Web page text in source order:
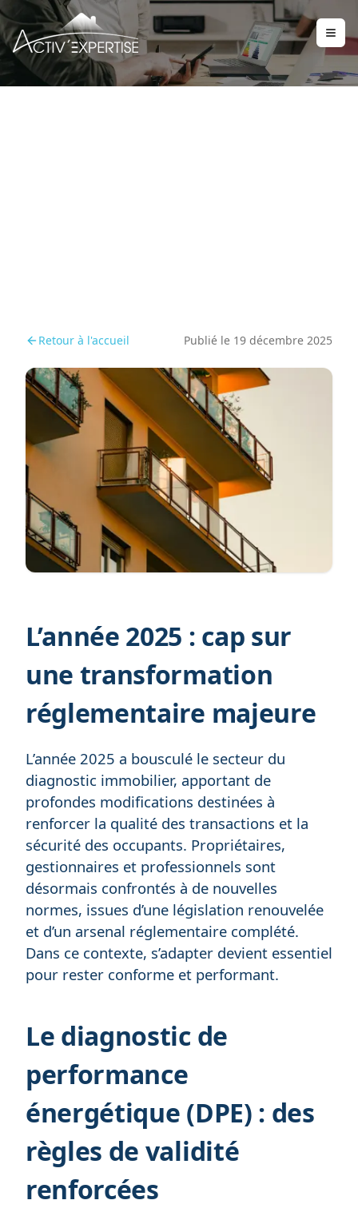
Retour à l'accueil Publié le 19 décembre 2025
L’année 2025 : cap sur
une transformation
réglementaire majeure
L’année 2025 a bousculé le secteur du
diagnostic immobilier, apportant de
profondes modifications destinées à
renforcer la qualité des transactions et la
sécurité des occupants. Propriétaires,
gestionnaires et professionnels sont
désormais confrontés à de nouvelles
normes, issues d’une législation renouvelée
et d’un arsenal réglementaire complété.
Dans ce contexte, s’adapter devient essentiel
pour rester conforme et performant.
Le diagnostic de
performance
énergétique (DPE) : des
règles de validité
renforcées